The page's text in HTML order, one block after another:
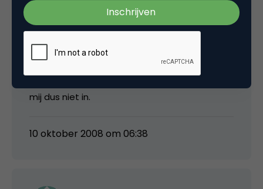
juist positief ben over commercials tijdens
ReclameReview? Ik vind het juist geweldig dat
bureaus als John Doe en 180 zulke wereldwijde
klussen doen. Maar betekent dat ook dat ik
mij dus niet in.
10 oktober 2008 om 06:38